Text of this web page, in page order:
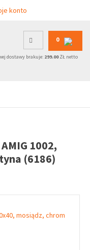
konto
0
dostawy brakuje: 299.00ZŁ netto
1002,
(6186)